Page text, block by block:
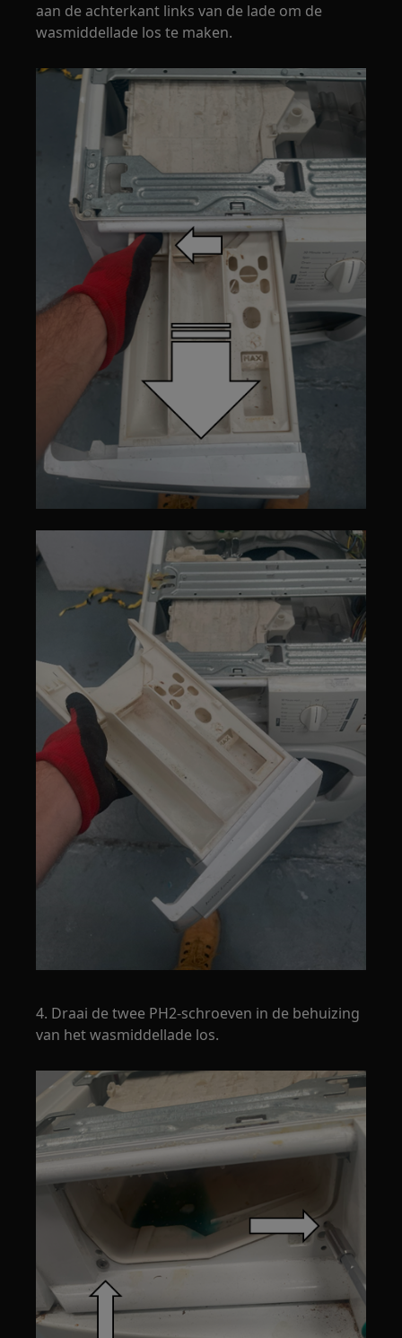
aan de achterkant links van de lade om de
wasmiddellade los te maken.
4. Draai de twee PH2-schroeven in de behuizing
van het wasmiddellade los.